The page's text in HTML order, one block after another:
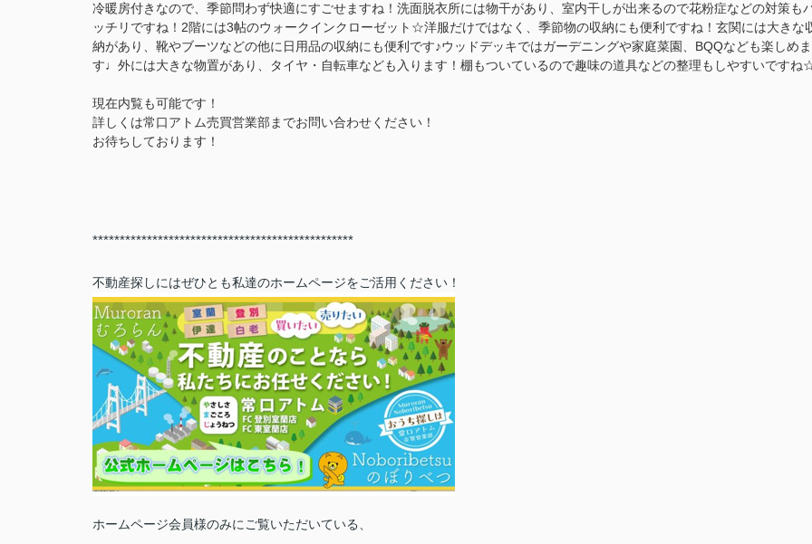
冷暖房付きなので、季節問わず快適にすごせますね！洗面脱衣所には物干があり、室内干しが出来るので花粉症などの対策も
ッチリですね！2階には3帖のウォークインクローゼット☆洋服だけではなく、季節物の収納にも便利ですね！玄関には大きな
納があり、靴やブーツなどの他に日用品の収納にも便利です♪ウッドデッキではガーデニングや家庭菜園、BQQなども楽しめま
す♩外には大きな物置があり、タイヤ・自転車なども入ります！棚もついているので趣味の道具などの整理もしやすいですね
現在内覧も可能です！
詳しくは常口アトム売買営業部までお問い合わせください！
お待ちしております！
************************************************
不動産探しにはぜひとも私達のホームページをご活用ください！
ホームページ会員様のみにご覧いただいている、